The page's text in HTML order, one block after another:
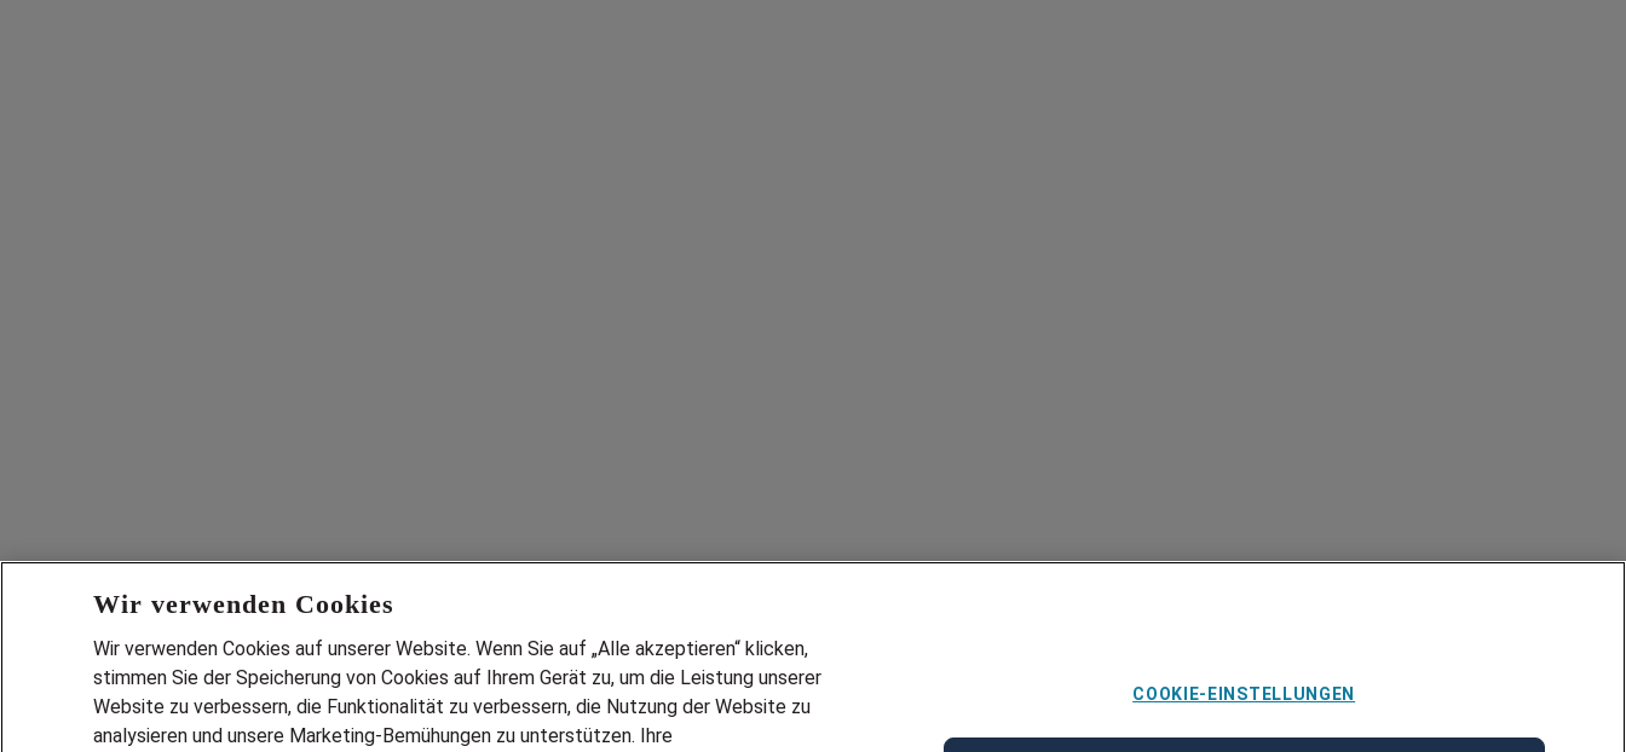
Wir verwenden Cookies
Wir verwenden Cookies auf unserer Website. Wenn Sie auf „Alle akzeptieren“ klicken,
stimmen Sie der Speicherung von Cookies auf Ihrem Gerät zu, um die Leistung unserer
Website zu verbessern, die Funktionalität zu verbessern, die Nutzung der Website zu
analysieren und unsere Marketing-Bemühungen zu unterstützen. Ihre
COOKIE-EINSTELLUNGEN